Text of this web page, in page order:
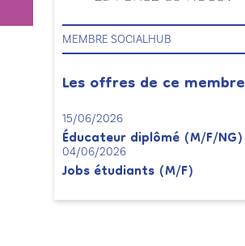
MEMBRE SOCIALHUB
Les offres de ce membre
15/06/2026
Éducateur diplômé (M/F/NG)
04/06/2026
Jobs étudiants (M/F)